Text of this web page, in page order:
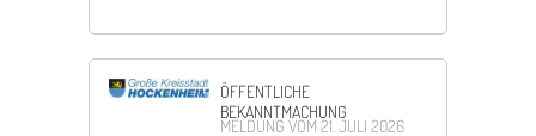
ÖFFENTLICHE
BEKANNTMACHUNG
MELDUNG VOM 21. JULI 2026